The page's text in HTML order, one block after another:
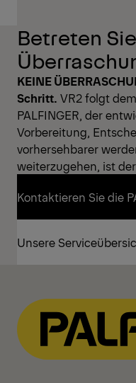
Betreten
KEINE
Schritt. VR2 folgt
PALFINGER, der
Vorbereitung,
vorhersehbarer
weiterzugehen, ist
Kontaktieren Sie die
Kontaktieren Sie die
Unsere